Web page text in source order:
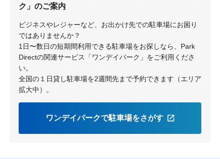
八幡広門
ク」のご案内
ビジネスやレジャーなど、お出かけ先での駐車場にお困り
ではありませんか？
1日〜数日の短期間利用できる駐車場をお探しなら、Park
Directの関連サービス「ワンデイパーク」をご利用くださ
い。
全国の１日貸し駐車場を2週間先まで予約できます（エリア
拡大中）。
ワンデイパークで駐車場をさがす